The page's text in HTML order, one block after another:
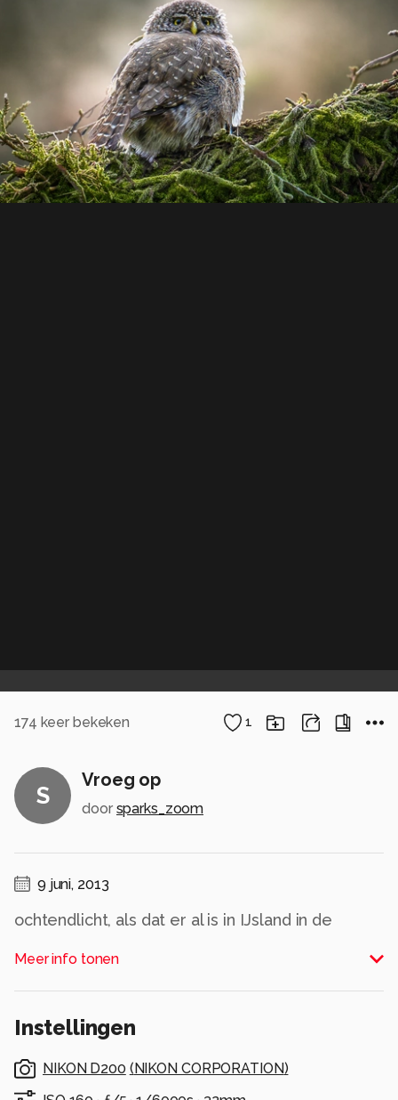
174 keer bekeken 1
S
Vroeg op
door sparks_zoom
9 juni, 2013
ochtendlicht, als dat er al is in IJsland in de
wij trekken er op uit, want we willen de bus voor
wachten of langer.
gr hans
Meer info tonen
Instellingen
NIKON D200 ( NIKON CORPORATION)